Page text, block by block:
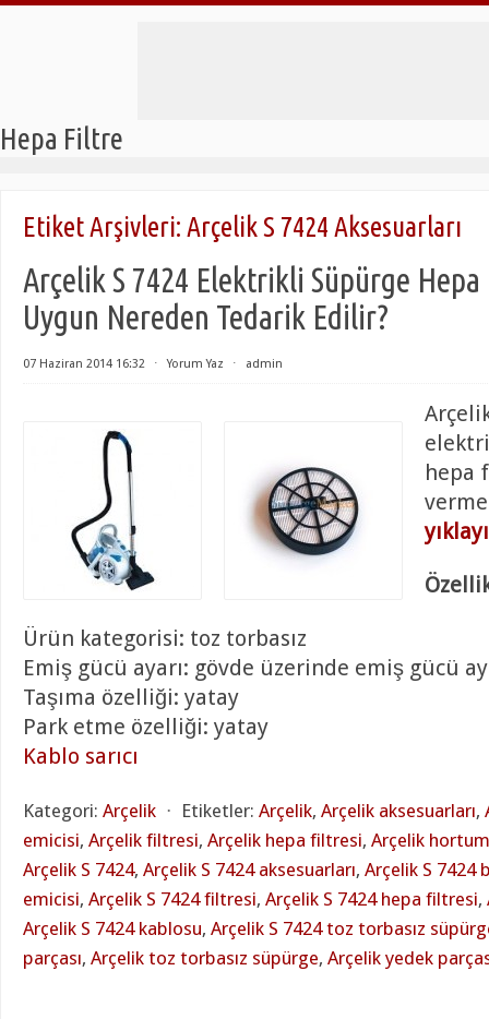
Hepa Filtre
Etiket Arşivleri: Arçelik S 7424 Aksesuarları
Arçelik S 7424 Elektrikli Süpürge
Uygun Nereden Tedarik Edilir?
07 Haziran 2014 16:32 ⋅ Yorum Yaz ⋅ admin
hepa
Ürün kategorisi: toz torbasız
Emiş gücü ayarı: gövde üzerinde emiş gücü
Taşıma özelliği: yatay
Park etme özelliği: yatay
Kablo sarıcı
Kategori: Arçelik ⋅ Etiketler: Arçelik, Arçelik aksesuarları,
emicisi, Arçelik filtresi, Arçelik hepa filtresi, Arçelik
Arçelik S 7424, Arçelik S 7424 aksesuarları, Arçelik S 7424
emicisi, Arçelik S 7424 filtresi, Arçelik S 7424 hepa filtresi,
Arçelik S 7424 kablosu, Arçelik S 7424 toz torbasız
parçası, Arçelik toz torbasız süpürge, Arçelik yedek